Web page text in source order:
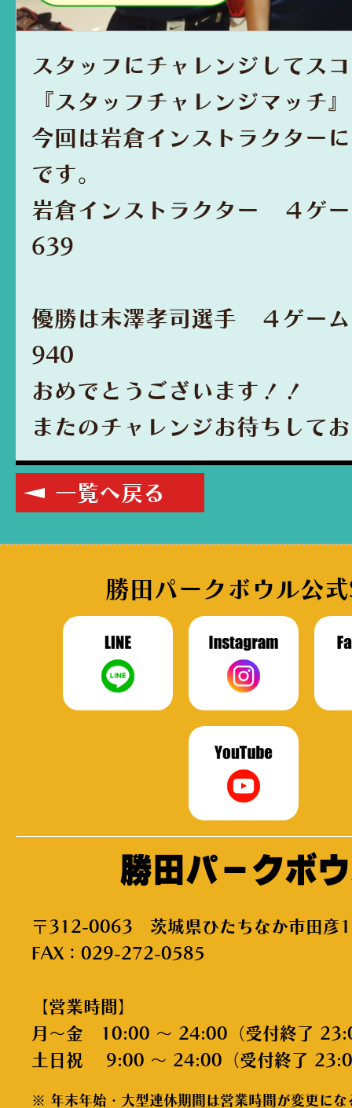
スタッフにチャレンジしてス
『スタッフチャレンジマッチ』
今回は岩倉インストラクター
です。
岩倉インストラクター ４ゲ
639
優勝は末澤孝司選手 ４ゲー
940
おめでとうございます！！
またのチャレンジお待ちして
一覧へ戻る
勝田パークボ
〒312-0063 茨城県ひたちなか市田彦
FAX：029-272-0585
【営業時間】
月～金 10:00 ～ 24:00（受付終了
土日祝 9:00 ～ 24:00（受付終了
※ 年末年始・大型連休期間は営業時間が変更にな
勝田パークボウル公